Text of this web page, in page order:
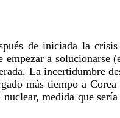
de iniciada la
a
La incertidumbre
más tiempo a
medida que